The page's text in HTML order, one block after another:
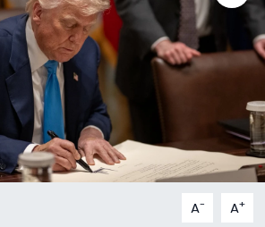
A- A+